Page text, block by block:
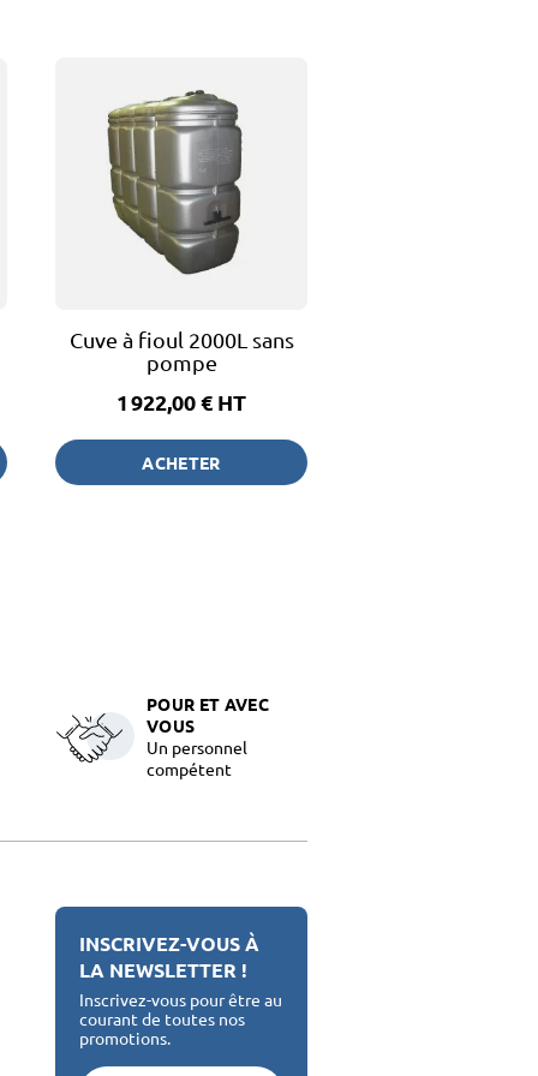
Cuve à fioul 2000L sans
pompe
1 922,00 € HT
ACHETER
POUR ET AVEC
VOUS
Un personnel
compétent
INSCRIVEZ-VOUS À
LA NEWSLETTER !
Inscrivez-vous pour être au
courant de toutes nos
promotions.